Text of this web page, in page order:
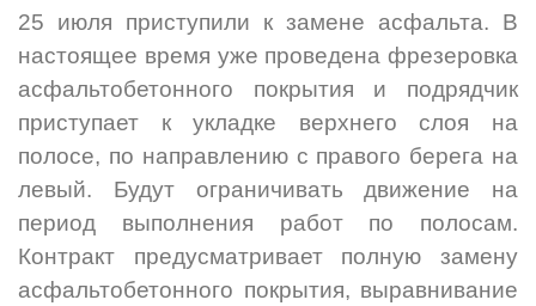
25 июля приступили к замене асфальта. В
настоящее время уже проведена фрезеровка
асфальтобетонного покрытия и подрядчик
приступает к укладке верхнего слоя на
полосе, по направлению с правого берега на
левый. Будут ограничивать движение на
период выполнения работ по полосам.
Контракт предусматривает полную замену
асфальтобетонного покрытия, выравнивание